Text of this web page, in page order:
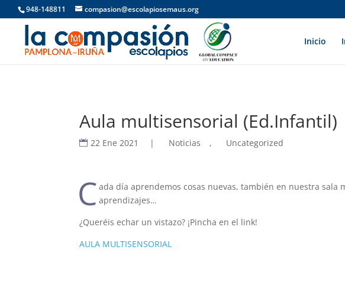
948-148811 compasion@escolapiosemaus.org
Inicio
Aula multisensorial (Ed.Infantil)
22 Ene 2021 | Noticias , Uncategorized
C ada día aprendemos cosas nuevas, también en nuestra
aprendizajes…
¿Queréis echar un vistazo? ¡Pincha en el link!
AULA MULTISENSORIAL